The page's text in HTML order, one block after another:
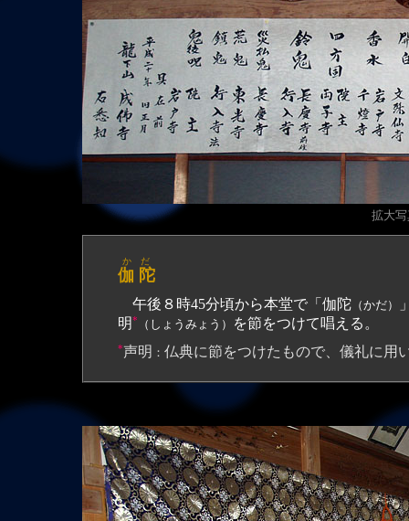
拡大
伽 陀
かだ
午後８時45分頃から本堂で「伽陀（かだ）
明* （しょうみょう） を節をつけて唱える。
*声明 ： 仏典に節をつけたもので、儀礼に用